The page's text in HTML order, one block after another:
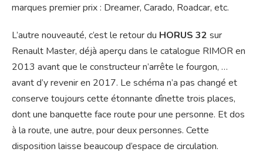
marques premier prix : Dreamer, Carado, Roadcar, etc.
L’autre nouveauté, c’est le retour du HORUS 32 sur
Renault Master, déjà aperçu dans le catalogue RIMOR en
2013 avant que le constructeur n’arrête le fourgon, …
avant d’y revenir en 2017. Le schéma n’a pas changé et
conserve toujours cette étonnante dînette trois places,
dont une banquette face route pour une personne. Et dos
à la route, une autre, pour deux personnes. Cette
disposition laisse beaucoup d’espace de circulation.